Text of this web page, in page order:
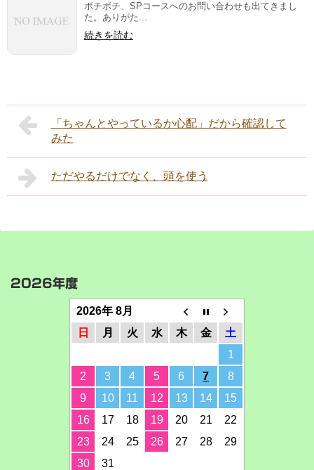
ボチボチ、SPコースへのお問い合わせも出てきまし
た。ありがた...
続きを読む
「ちゃんとやっているか心配」だから確認して
みた
ただやるだけでなく、頭を使う
2026年度
2026年 8月
日
月 火 水 木 金
土
1
2
3 4 5 6 7
8
9
10 11 12 13 14
15
16
17 18 19 20 21
22
23
24 25 26 27 28
29
30
31